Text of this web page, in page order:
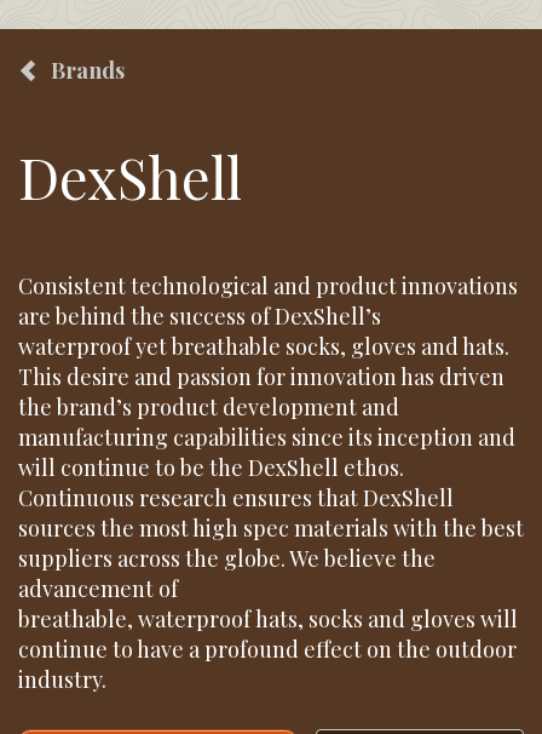
Brands
DexShell
Consistent technological and product innovations
are behind the success of DexShell’s
waterproof yet breathable socks, gloves and hats.
This desire and passion for innovation has driven
the brand’s product development and
manufacturing capabilities since its inception and
will continue to be the DexShell ethos.
Continuous research ensures that DexShell
sources the most high spec materials with the best
suppliers across the globe. We believe the
advancement of
breathable, waterproof hats, socks and gloves will
continue to have a profound effect on the outdoor
industry.